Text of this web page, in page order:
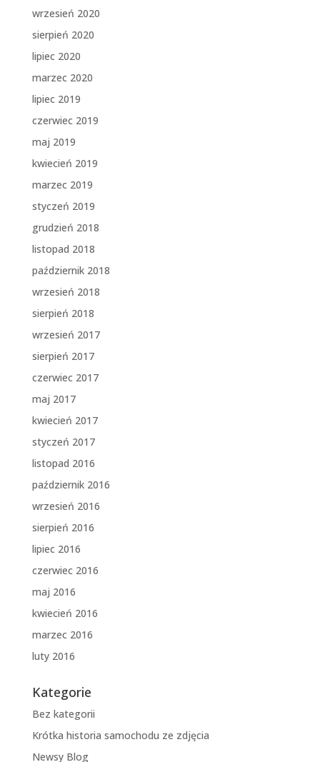
wrzesień 2020
sierpień 2020
lipiec 2020
marzec 2020
lipiec 2019
czerwiec 2019
maj 2019
kwiecień 2019
marzec 2019
styczeń 2019
grudzień 2018
listopad 2018
październik 2018
wrzesień 2018
sierpień 2018
wrzesień 2017
sierpień 2017
czerwiec 2017
maj 2017
kwiecień 2017
styczeń 2017
listopad 2016
październik 2016
wrzesień 2016
sierpień 2016
lipiec 2016
czerwiec 2016
maj 2016
kwiecień 2016
marzec 2016
luty 2016
Kategorie
Bez kategorii
Krótka historia samochodu ze zdjęcia
Newsy Blog